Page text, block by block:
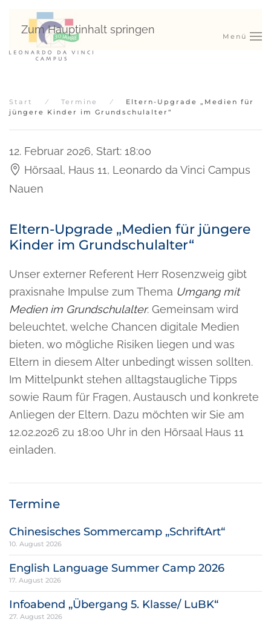
Zum Hauptinhalt springen
Menü
Start Termine
Eltern-Upgrade „Medien für
jüngere Kinder im Grundschulalter“
12. Februar 2026, Start: 18:00
Hörsaal, Haus 11, Leonardo da Vinci Campus
Nauen
Eltern-Upgrade „Medien für jüngere
Kinder im Grundschulalter“
Unser externer Referent Herr Rosenzweig gibt
praxisnahe Impulse zum Thema Umgang mit
Medien im Grundschulalter. Gemeinsam wird
beleuchtet, welche Chancen digitale Medien
bieten, wo mögliche Risiken liegen und was
Eltern in diesem Alter unbedingt wissen sollten.
Im Mittelpunkt stehen alltagstaugliche Tipps
sowie Raum für Fragen, Austausch und konkrete
Anliegen der Eltern. Dazu möchten wir Sie am
12.02.2026 zu 18:00 Uhr in den Hörsaal Haus 11
einladen.
Termine
Chinesisches Sommercamp „SchriftArt“
10. August 2026
English Language Summer Camp 2026
17. August 2026
Infoabend „Übergang 5. Klasse/ LuBK“
27. August 2026